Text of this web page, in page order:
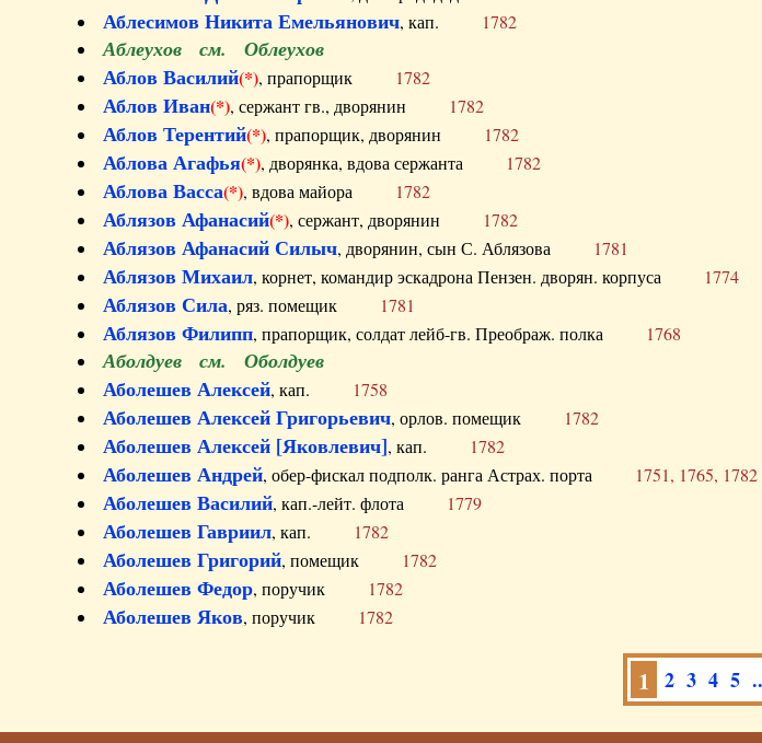
Аблесимов Никита Емельянович, кап. 1782
Аблеухов см. Облеухов
Аблов Василий(*), прапорщик 1782
Аблов Иван(*), сержант гв., дворянин 1782
Аблов Терентий(*), прапорщик, дворянин 1782
Аблова Агафья(*), дворянка, вдова сержанта 1782
Аблова Васса(*), вдова майора 1782
Аблязов Афанасий(*), сержант, дворянин 1782
Аблязов Афанасий Силыч, дворянин, сын С. Аблязова 1781
Аблязов Михаил, корнет, командир эскадрона Пензен. дворян. корпуса 1774
Аблязов Сила, ряз. помещик 1781
Аблязов Филипп, прапорщик, солдат лейб-гв. Преображ. полка 1768
Аболдуев см. Оболдуев
Аболешев Алексей, кап. 1758
Аболешев Алексей Григорьевич, орлов. помещик 1782
Аболешев Алексей [Яковлевич], кап. 1782
Аболешев Андрей, обер-фискал подполк. ранга Астрах. порта 1751, 1765, 1782
Аболешев Василий, кап.-лейт. флота 1779
Аболешев Гавриил, кап. 1782
Аболешев Григорий, помещик 1782
Аболешев Федор, поручик 1782
Аболешев Яков, поручик 1782
1 2 3 4 5